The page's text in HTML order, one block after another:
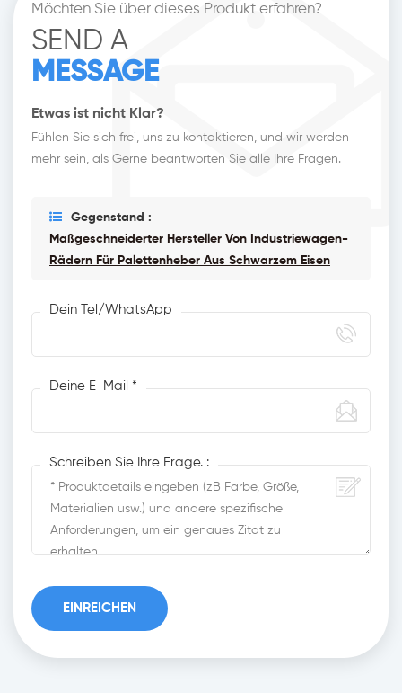
Möchten Sie über dieses Produkt erfahren?
SEND A
MESSAGE
Etwas ist nicht Klar?
Fühlen Sie sich frei, uns zu kontaktieren, und wir werden
mehr sein, als Gerne beantworten Sie alle Ihre Fragen.
Gegenstand :
Maßgeschneiderter Hersteller Von Industriewagen-
Rädern Für Palettenheber Aus Schwarzem Eisen
Dein Tel/WhatsApp
Deine E-Mail *
Schreiben Sie Ihre Frage. :